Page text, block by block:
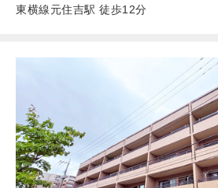
東横線元住吉駅 徒歩12分